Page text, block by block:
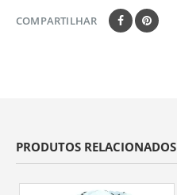
COMPARTILHAR
PRODUTOS RELACIONADOS